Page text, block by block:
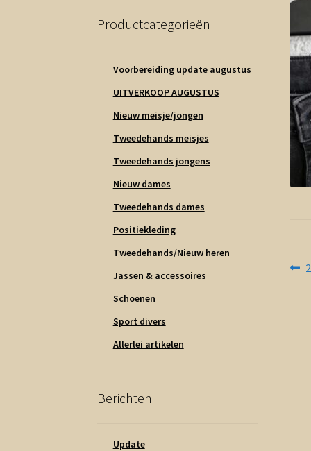
Productcategorieën
Voorbereiding update augustus
UITVERKOOP AUGUSTUS
Nieuw meisje/jongen
Tweedehands meisjes
Tweedehands jongens
Nieuw dames
Tweedehands dames
Positiekleding
Tweedehands/Nieuw heren
Jassen & accessoires
Schoenen
Sport divers
Allerlei artikelen
Berichten
Update